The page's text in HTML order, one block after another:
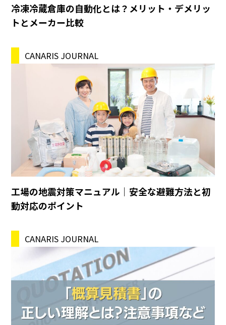
冷凍冷蔵倉庫の自動化とは？メリット・デメリッ
トとメーカー比較
CANARIS JOURNAL
工場の地震対策マニュアル｜安全な避難方法と初
動対応のポイント
CANARIS JOURNAL